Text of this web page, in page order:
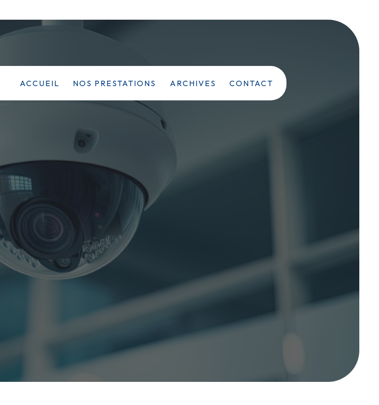
ACCUEIL NOS PRESTATIONS ARCHIVES CONTACT